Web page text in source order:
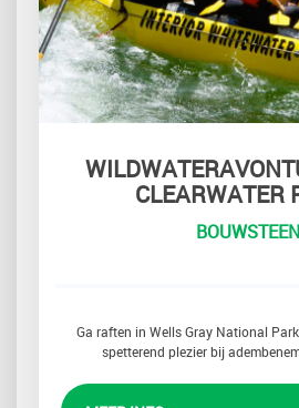
CLEARWATER
BOUWSTEEN
Ga raften in Wells Gray National
spetterend plezier bij